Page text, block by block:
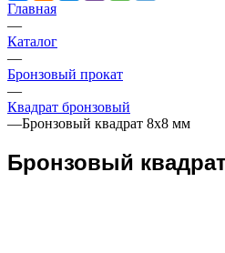
Главная
—
Каталог
—
Бронзовый прокат
—
Квадрат бронзовый
—Бронзовый квадрат 8х8 мм
Бронзовый